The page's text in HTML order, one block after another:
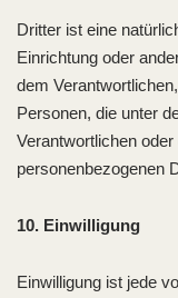
Dritter ist eine
Einrichtung oder
dem
Personen, die unter
Verantwortlichen
personenbezogenen
10. Einwilligung
Einwilligung ist jede